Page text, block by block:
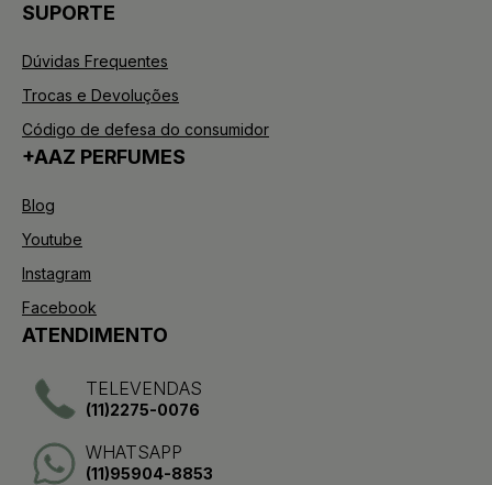
SUPORTE
Dúvidas Frequentes
Trocas e Devoluções
Código de defesa do consumidor
+AAZ PERFUMES
Blog
Youtube
Instagram
Facebook
ATENDIMENTO
TELEVENDAS
(11)2275-0076
WHATSAPP
(11)95904-8853